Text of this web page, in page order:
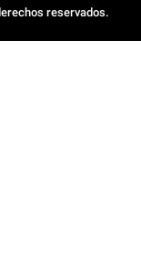
reservados.